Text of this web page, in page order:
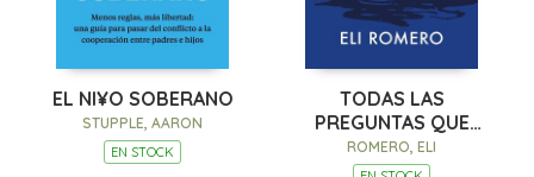
EL NI¥O SOBERANO
STUPPLE, AARON
EN STOCK
TODAS LAS
PREGUNTAS QUE
NADIE TE HIZO
ROMERO, ELI